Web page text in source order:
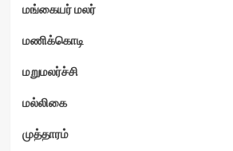
மங்கையர் மலர்
மணிக்கொடி
மறுமலர்ச்சி
மல்லிகை
முத்தாரம்